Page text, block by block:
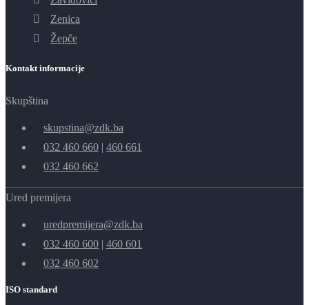
Zenica
Žepče
Kontakt informacije
Skupština
skupstina@zdk.ba
032 460 660 | 460 661
032 460 662
Ured premijera
uredpremijera@zdk.ba
032 460 600 | 460 601
032 460 602
ISO standard